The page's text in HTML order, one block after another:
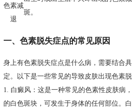
色素减
退
斑。
一、色素脱失症点的常见原因
身上有色素脱失症点是什么病，需要结合
定。以下是一些常见的导致皮肤出现色素
1. 白癜风：这是一种常见的色素性皮肤病
的白色斑块，可发生于身体的任何部位。